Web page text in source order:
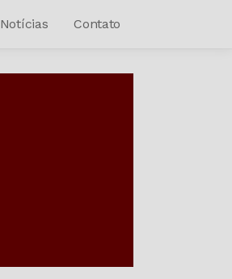
Notícias Contato